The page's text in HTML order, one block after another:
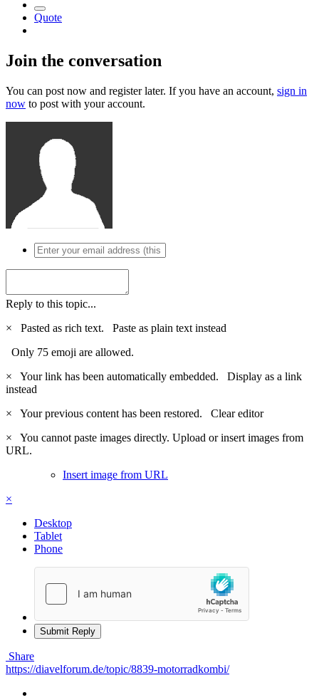
Quote
Join the conversation
You can post now and register later. If you have an account, sign in
now to post with your account.
Reply to this topic...
×
Pasted as rich text. Paste as plain text instead
Only 75 emoji are allowed.
×
Your link has been automatically embedded. Display as a link
instead
×
Your previous content has been restored. Clear editor
×
You cannot paste images directly. Upload or insert images from
URL.
Insert image from URL
×
Desktop
Tablet
Phone
Submit Reply
Share
https://diavelforum.de/topic/8839-motorradkombi/